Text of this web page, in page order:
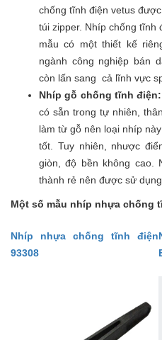
chống tĩnh điện vetus
túi zipper. Nhíp chống tĩnh
mẫu có một thiết kế
ngành công nghiệp bán
còn lấn sang cả lĩnh vực
Nhíp gỗ chống tĩnh điện:
có sẵn trong tự nhiên,
làm từ gỗ nên loại nhíp
tốt. Tuy nhiên, nhược
giòn, độ bền không cao.
thành rẻ nên được sử
Một số mẫu nhíp nhựa chống
Nhíp nhựa chống tĩnh điện
93308